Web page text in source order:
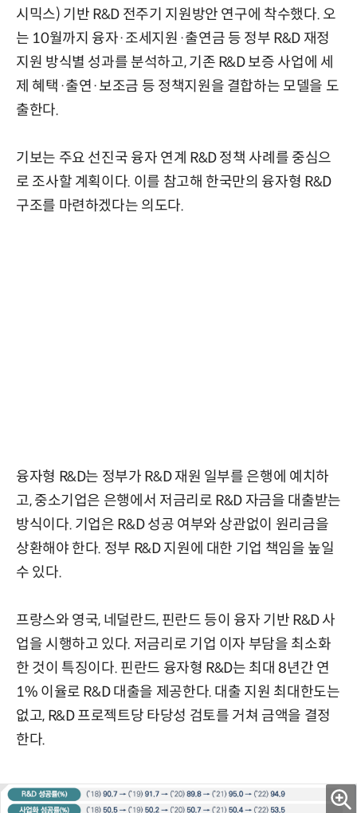
시믹스) 기반 R&D 전주기 지원방안 연구에 착수했다. 오
는 10월까지 융자·조세지원·출연금 등 정부 R&D 재정
지원 방식별 성과를 분석하고, 기존 R&D 보증 사업에 세
제 혜택·출연·보조금 등 정책지원을 결합하는 모델을 도
출한다.
기보는 주요 선진국 융자 연계 R&D 정책 사례를 중심으
로 조사할 계획이다. 이를 참고해 한국만의 융자형 R&D
구조를 마련하겠다는 의도다.
융자형 R&D는 정부가 R&D 재원 일부를 은행에 예치하
고, 중소기업은 은행에서 저금리로 R&D 자금을 대출받는
방식이다. 기업은 R&D 성공 여부와 상관없이 원리금을
상환해야 한다. 정부 R&D 지원에 대한 기업 책임을 높일
수 있다.
프랑스와 영국, 네덜란드, 핀란드 등이 융자 기반 R&D 사
업을 시행하고 있다. 저금리로 기업 이자 부담을 최소화
한 것이 특징이다. 핀란드 융자형 R&D는 최대 8년간 연
1% 이율로 R&D 대출을 제공한다. 대출 지원 최대한도는
없고, R&D 프로젝트당 타당성 검토를 거쳐 금액을 결정
한다.